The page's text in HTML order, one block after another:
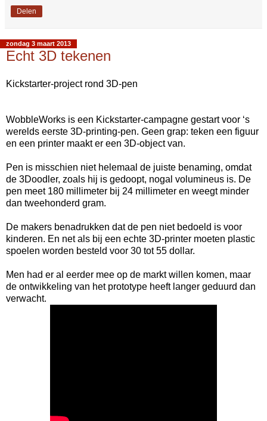
Delen
zondag 3 maart 2013
Echt 3D tekenen
Kickstarter-project rond 3D-pen
WobbleWorks is een Kickstarter-campagne gestart voor ‘s
werelds eerste 3D-printing-pen. Geen grap: teken een figuur
en een printer maakt er een 3D-object van.
Pen is misschien niet helemaal de juiste benaming, omdat
de 3Doodler, zoals hij is gedoopt, nogal volumineus is. De
pen meet 180 millimeter bij 24 millimeter en weegt minder
dan tweehonderd gram.
De makers benadrukken dat de pen niet bedoeld is voor
kinderen. En net als bij een echte 3D-printer moeten plastic
spoelen worden besteld voor 30 tot 55 dollar.
Men had er al eerder mee op de markt willen komen, maar
de ontwikkeling van het prototype heeft langer geduurd dan
verwacht.